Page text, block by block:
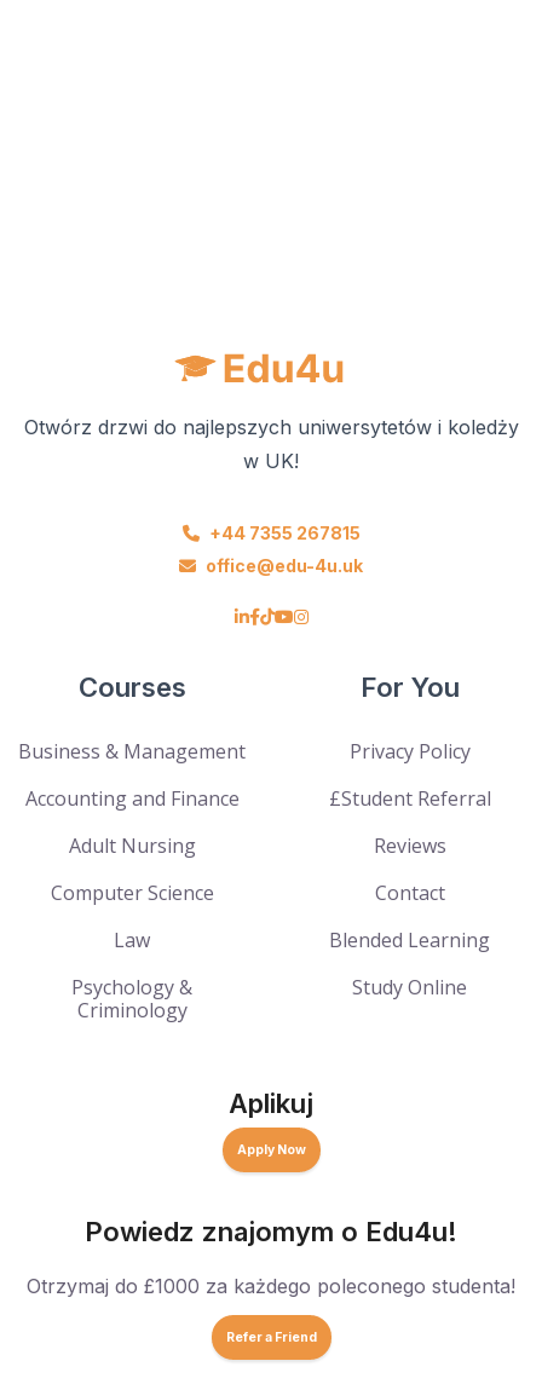
Otwórz drzwi do najlepszych uniwersytetów i koledży
w UK!
+44 7355 267815
office@edu-4u.uk
Courses
Business & Management
Accounting and Finance
Adult Nursing
Computer Science
Law
Psychology &
Criminology
For You
Privacy Policy
£Student Referral
Reviews
Contact
Blended Learning
Study Online
Aplikuj
Apply Now
Powiedz znajomym o Edu4u!
Otrzymaj do £1000 za każdego poleconego studenta!
Refer a Friend